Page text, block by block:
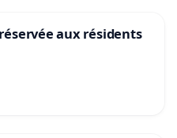
aux résidents